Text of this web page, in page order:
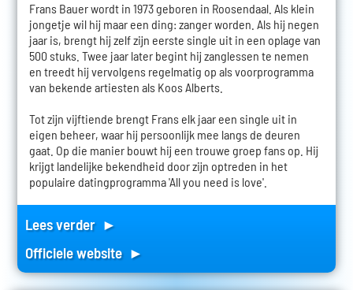
Frans Bauer wordt in 1973 geboren in Roosendaal. Als klein
jongetje wil hij maar een ding: zanger worden. Als hij negen
jaar is, brengt hij zelf zijn eerste single uit in een oplage van
500 stuks. Twee jaar later begint hij zanglessen te nemen
en treedt hij vervolgens regelmatig op als voorprogramma
van bekende artiesten als Koos Alberts.
Tot zijn vijftiende brengt Frans elk jaar een single uit in
eigen beheer, waar hij persoonlijk mee langs de deuren
gaat. Op die manier bouwt hij een trouwe groep fans op. Hij
krijgt landelijke bekendheid door zijn optreden in het
populaire datingprogramma 'All you need is love'.
Lees verder ►
Officiele website ►